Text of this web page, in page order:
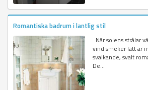
Romantiska badrum i lantlig stil
När solens strålar
vind smeker lätt är
svalkande, svalt
De...